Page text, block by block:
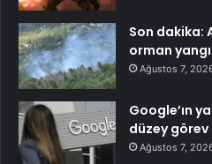
Son dakika:
orman
Ağustos 7,
Google’ın
düzey
Ağustos 7,